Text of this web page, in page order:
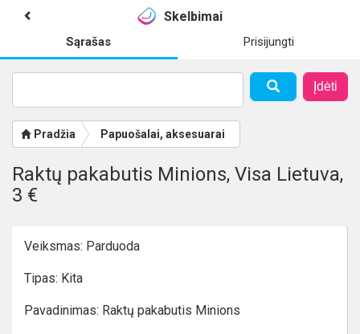
Skelbimai
Sąrašas Prisijungti
Įdėti
Pradžia Papuošalai, aksesuarai
Raktų pakabutis Minions, Visa Lietuva,
3 €
Veiksmas: Parduoda
Tipas: Kita
Pavadinimas: Raktų pakabutis Minions